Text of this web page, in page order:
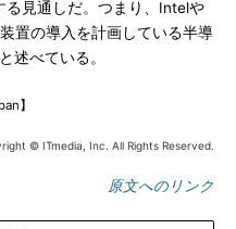
る見通しだ。つまり、Intelや
置の導入を計画している半導
述べている。
】
© ITmedia, Inc. All Rights Reserved.
原文へのリンク